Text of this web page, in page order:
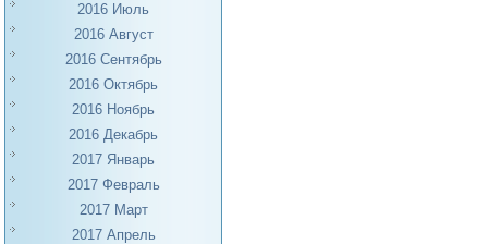
2016 Июль
2016 Август
2016 Сентябрь
2016 Октябрь
2016 Ноябрь
2016 Декабрь
2017 Январь
2017 Февраль
2017 Март
2017 Апрель